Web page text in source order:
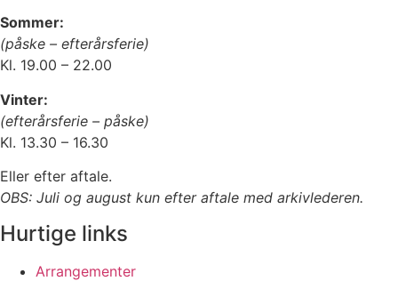
Sommer:
(påske – efterårsferie)
Kl. 19.00 – 22.00
Vinter:
(efterårsferie – påske)
Kl. 13.30 – 16.30
Eller efter aftale.
OBS: Juli og august kun efter aftale med arkivlederen.
Hurtige links
Arrangementer